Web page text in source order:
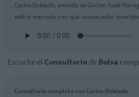
Carlos Doblado, analista de Zacher Asset
está el mercado y en qué valores estar
Escuche elConsultoriodeBolsa
Consultorio completo con Carlos Doblado